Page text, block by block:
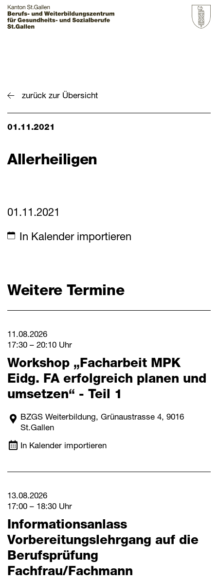
zurück zur Übersicht
01.11.2021
Allerheiligen
01.11.2021
In Kalender importieren
Weitere Termine
11.08.2026
17:30 – 20:10 Uhr
Workshop „Facharbeit MPK
Eidg. FA erfolgreich planen und
umsetzen“ - Teil 1
BZGS Weiterbildung, Grünaustrasse 4, 9016
St.Gallen
In Kalender importieren
13.08.2026
17:00 – 18:30 Uhr
Informationsanlass
Vorbereitungslehrgang auf die
Berufsprüfung
Fachfrau/Fachmann
Weiterbildung
Zur Übersicht
Aktuelles
Mitteilungen
Downloads
Webmail
Login Mitarbeitende
Kontakt
Downloads